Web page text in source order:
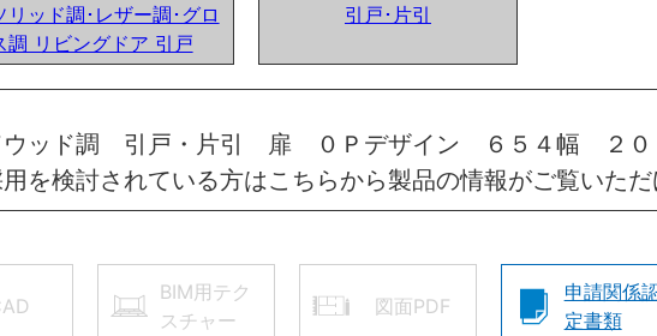
リッド調･レザー調･グロ
調 リビングドア 引戸
引戸･片引
ウッド調 引戸・片引 扉 ０Ｐデザイン ６５４幅 ２
を検討されている方はこちらから製品の情報がご覧いた
BIM用テク
スチャー
図面PDF
申請関係
定書類